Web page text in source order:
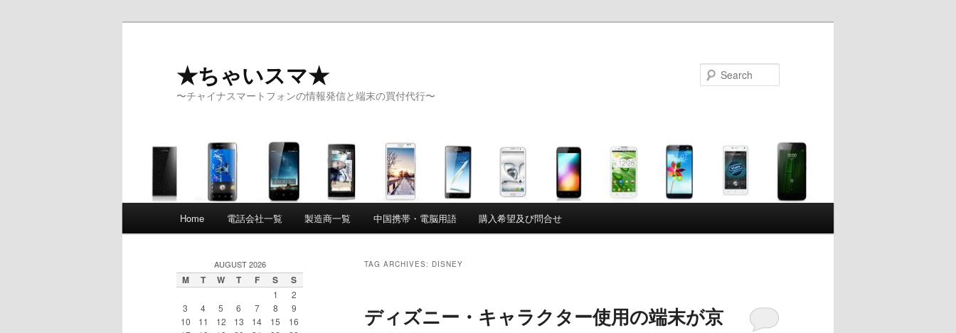
★ちゃいスマ★
〜チャイナスマートフォンの情報発信と端末の買付代行〜
Skip to primary content
Skip to secondary content
Home 電話会社一覧 製造商一覧 中国携帯・電脳用語 購入希望及び問合せ
TAG ARCHIVES: DISNEY
ディズニー・キャラクター使用の端末が京
AUGUST 2026
M T W T F S S
1
2
3
4 5 6 7 8
9
10
11 12 13 14 15
16